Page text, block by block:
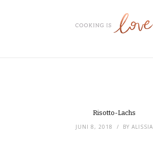
Risotto-Lachs
JUNI 8, 2018 BY ALISSIA